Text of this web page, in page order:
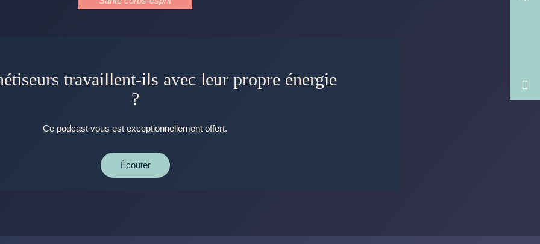

?
Ce podcast vous est exceptionnellement offert.
Écouter